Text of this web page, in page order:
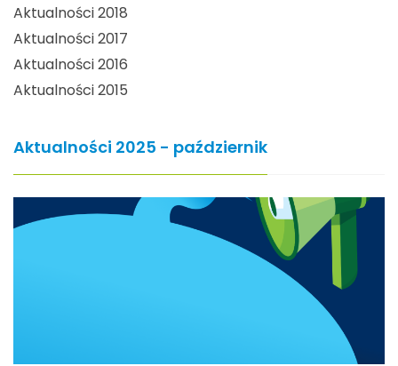
Aktualności 2018
Aktualności 2017
Aktualności 2016
Aktualności 2015
Aktualności 2025 - październik